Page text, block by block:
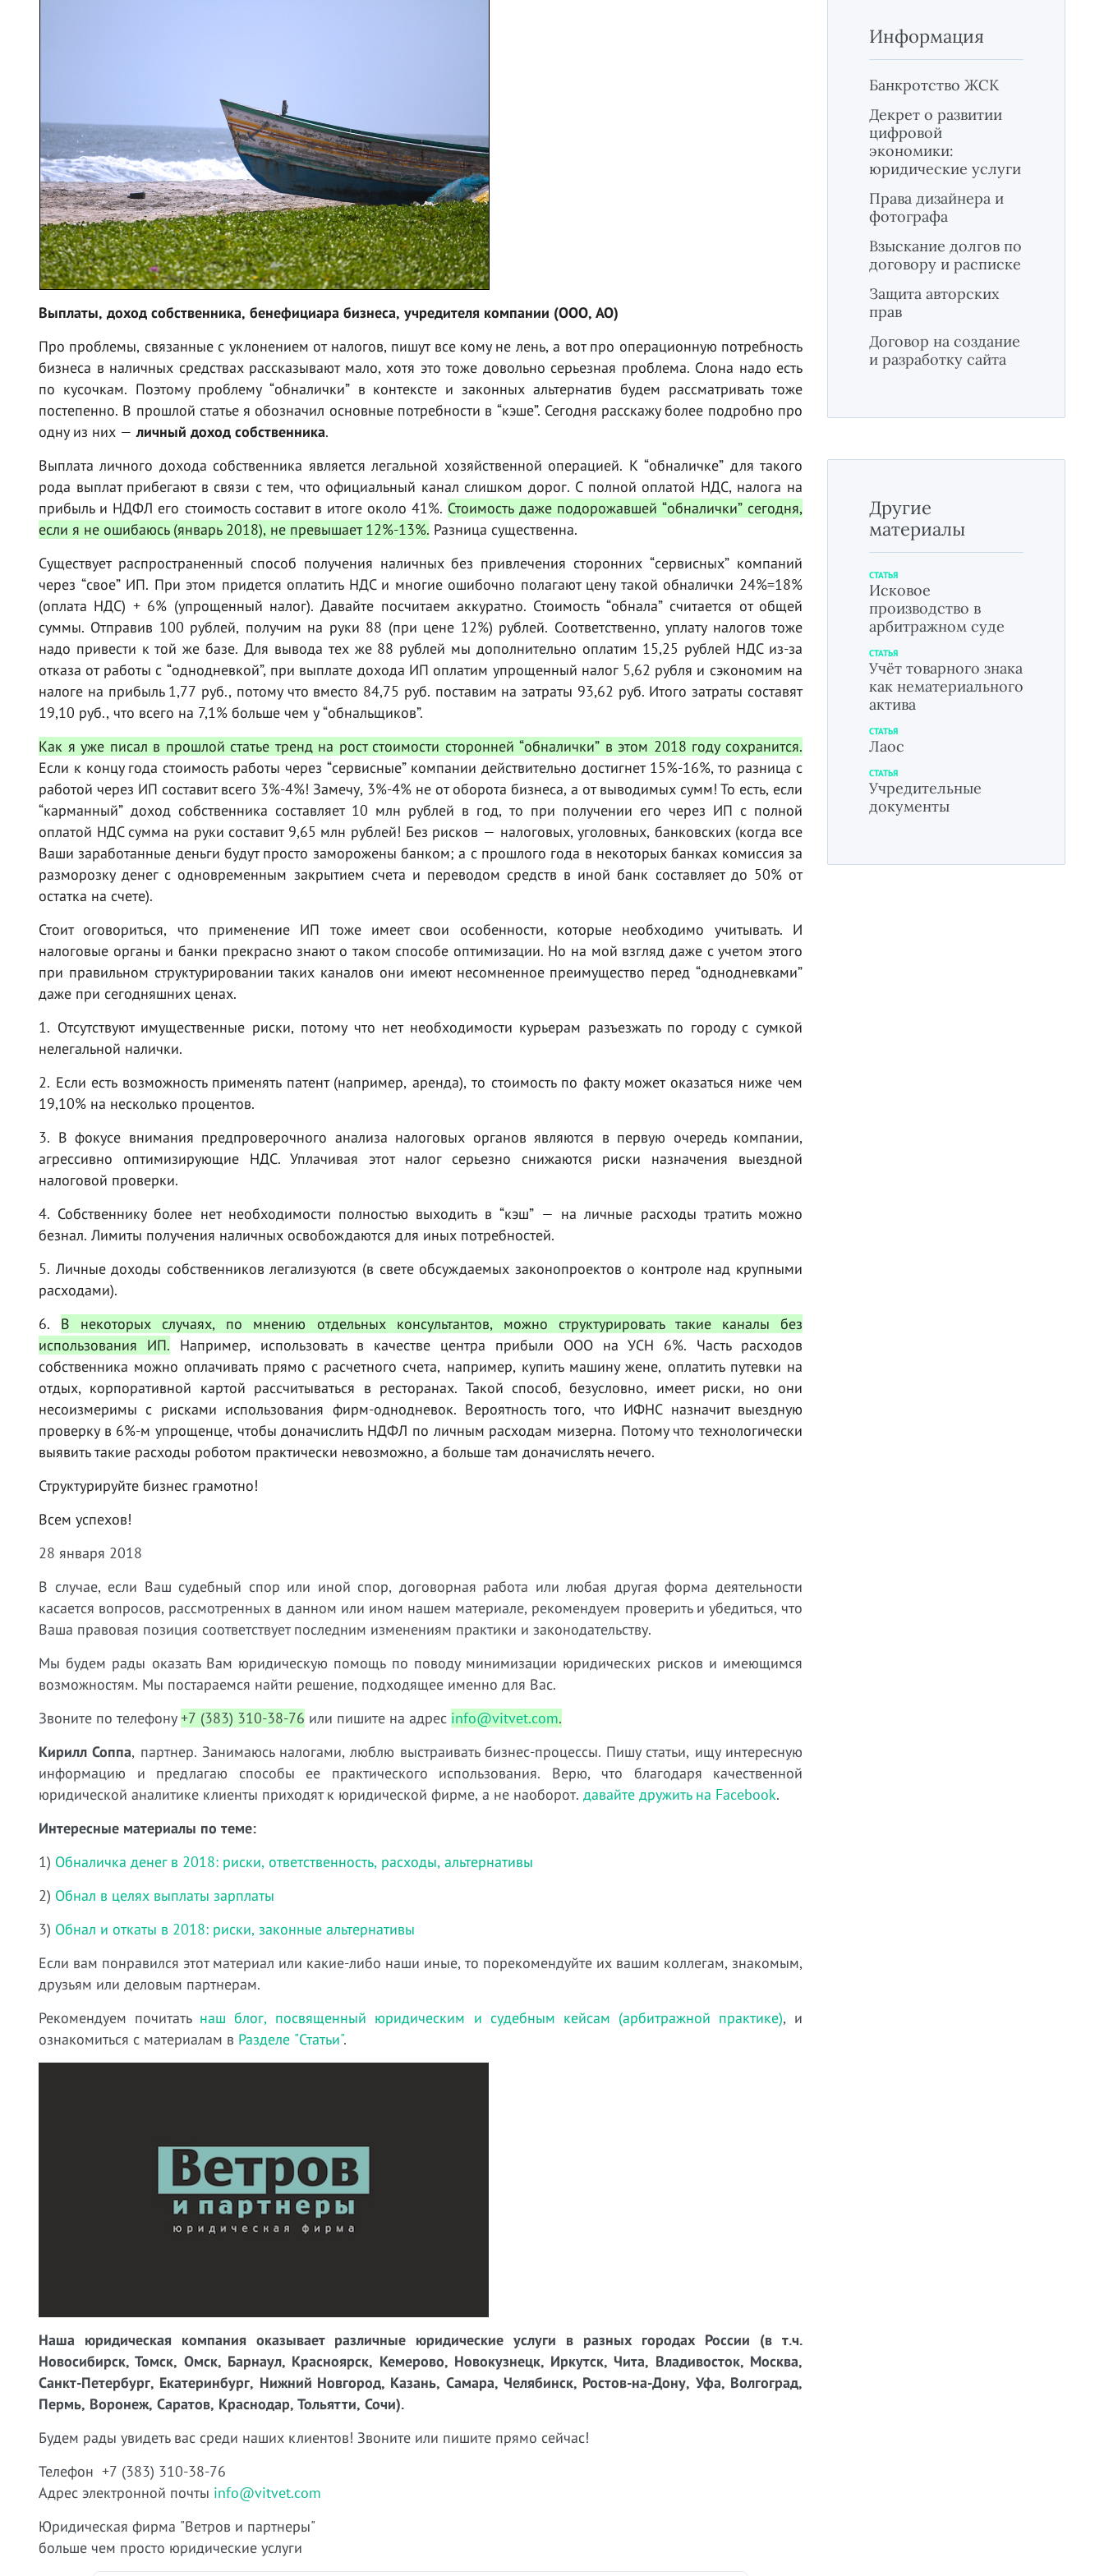
Выплаты, доход собственника, бенефициара бизнеса, учредителя компании (ООО, АО)
Про проблемы, связанные с уклонением от налогов, пишут все кому не лень, а вот про операционную потребность
бизнеса в наличных средствах рассказывают мало, хотя это тоже довольно серьезная проблема. Слона надо есть
по кусочкам. Поэтому проблему “обналички” в контексте и законных альтернатив будем рассматривать тоже
постепенно. В прошлой статье я обозначил основные потребности в “кэше”. Сегодня расскажу более подробно про
одну из них —личный доход собственника.
Выплата личного дохода собственника является легальной хозяйственной операцией. К “обналичке” для такого
рода выплат прибегают в связи с тем, что официальный канал слишком дорог. С полной оплатой НДС, налога на
прибыль и НДФЛ его стоимость составит в итоге около 41%. Стоимость даже подорожавшей “обналички” сегодня,
если я не ошибаюсь (январь 2018), не превышает 12%-13%. Разница существенна.
Существует распространенный способ получения наличных без привлечения сторонних “сервисных” компаний
через “свое” ИП. При этом придется оплатить НДС и многие ошибочно полагают цену такой обналички 24%=18%
(оплата НДС) + 6% (упрощенный налог). Давайте посчитаем аккуратно. Стоимость “обнала” считается от общей
суммы. Отправив 100 рублей, получим на руки 88 (при цене 12%) рублей. Соответственно, уплату налогов тоже
надо привести к той же базе. Для вывода тех же 88 рублей мы дополнительно оплатим 15,25 рублей НДС из-за
отказа от работы с “однодневкой”, при выплате дохода ИП оплатим упрощенный налог 5,62 рубля и сэкономим на
налоге на прибыль 1,77 руб., потому что вместо 84,75 руб. поставим на затраты 93,62 руб. Итого затраты составят
19,10 руб., что всего на 7,1% больше чем у “обнальщиков”.
Как я уже писал в прошлой статье тренд на рост стоимости сторонней “обналички” в этом 2018 году сохранится.
Если к концу года стоимость работы через “сервисные” компании действительно достигнет 15%-16%, то разница с
работой через ИП составит всего 3%-4%! Замечу, 3%-4% не от оборота бизнеса, а от выводимых сумм! То есть, если
“карманный” доход собственника составляет 10 млн рублей в год, то при получении его через ИП с полной
оплатой НДС сумма на руки составит 9,65 млн рублей! Без рисков — налоговых, уголовных, банковских (когда все
Ваши заработанные деньги будут просто заморожены банком; а с прошлого года в некоторых банках комиссия за
разморозку денег с одновременным закрытием счета и переводом средств в иной банк составляет до 50% от
остатка на счете).
Стоит оговориться, что применение ИП тоже имеет свои особенности, которые необходимо учитывать. И
налоговые органы и банки прекрасно знают о таком способе оптимизации. Но на мой взгляд даже с учетом этого
при правильном структурировании таких каналов они имеют несомненное преимущество перед “однодневками”
даже при сегодняшних ценах.
1. Отсутствуют имущественные риски, потому что нет необходимости курьерам разъезжать по городу с сумкой
нелегальной налички.
2. Если есть возможность применять патент (например, аренда), то стоимость по факту может оказаться ниже чем
19,10% на несколько процентов.
3. В фокусе внимания предпроверочного анализа налоговых органов являются в первую очередь компании,
агрессивно оптимизирующие НДС. Уплачивая этот налог серьезно снижаются риски назначения выездной
налоговой проверки.
4. Собственнику более нет необходимости полностью выходить в “кэш” — на личные расходы тратить можно
безнал. Лимиты получения наличных освобождаются для иных потребностей.
5. Личные доходы собственников легализуются (в свете обсуждаемых законопроектов о контроле над крупными
расходами).
6. В некоторых случаях, по мнению отдельных консультантов, можно структурировать такие каналы без
использования ИП. Например, использовать в качестве центра прибыли ООО на УСН 6%. Часть расходов
собственника можно оплачивать прямо с расчетного счета, например, купить машину жене, оплатить путевки на
отдых, корпоративной картой рассчитываться в ресторанах. Такой способ, безусловно, имеет риски, но они
несоизмеримы с рисками использования фирм-однодневок. Вероятность того, что ИФНС назначит выездную
проверку в 6%-м упрощенце, чтобы доначислить НДФЛ по личным расходам мизерна. Потому что технологически
выявить такие расходы роботом практически невозможно, а больше там доначислять нечего.
Структурируйте бизнес грамотно!
Всем успехов!
28 января 2018
В случае, если Ваш судебный спор или иной спор, договорная работа или любая другая форма деятельности
касается вопросов, рассмотренных в данном или ином нашем материале, рекомендуем проверить и убедиться, что
Ваша правовая позиция соответствует последним изменениям практики и законодательству.
Мы будем рады оказать Вам юридическую помощь по поводу минимизации юридических рисков и имеющимся
возможностям. Мы постараемся найти решение, подходящее именно для Вас.
Звоните по телефону+7 (383) 310-38-76 или пишите на адрес info@vitvet.com.
Кирилл Соппа, партнер. Занимаюсь налогами, люблю выстраивать бизнес-процессы. Пишу статьи, ищу интересную
информацию и предлагаю способы ее практического использования. Верю, что благодаря качественной
юридической аналитике клиенты приходят к юридической фирме, а не наоборот. давайте дружить на Facebook.
Интересные материалы по теме:
1) Обналичка денег в 2018: риски, ответственность, расходы, альтернативы
2) Обнал в целях выплаты зарплаты
3) Обнал и откаты в 2018: риски, законные альтернативы
Если вам понравился этот материал или какие-либо наши иные, то порекомендуйте их вашим коллегам, знакомым,
друзьям или деловым партнерам.
Рекомендуем почитать наш блог, посвященный юридическим и судебным кейсам (арбитражной практике), и
ознакомиться с материалам в Разделе "Статьи".
Наша юридическая компания оказывает различные юридические услуги в разных городах России (в т.ч.
Новосибирск, Томск, Омск, Барнаул, Красноярск, Кемерово, Новокузнецк, Иркутск, Чита, Владивосток, Москва,
Санкт-Петербург, Екатеринбург, Нижний Новгород, Казань, Самара, Челябинск, Ростов-на-Дону, Уфа, Волгоград,
Пермь, Воронеж, Саратов, Краснодар, Тольятти, Сочи).
Будем рады увидеть вас среди наших клиентов! Звоните или пишите прямо сейчас!
Телефон +7 (383) 310-38-76
Адрес электронной почты info@vitvet.com
Юридическая фирма "Ветров и партнеры"
больше чем просто юридические услуги
Информация
Банкротство ЖСК
Декрет о развитии
цифровой
экономики:
юридические услуги
Права дизайнера и
фотографа
Взыскание долгов по
договору и расписке
Защита авторских
прав
Договор на создание
и разработку сайта
Другие
материалы
СТАТЬЯ
Исковое
производство в
арбитражном суде
СТАТЬЯ
Учёт товарного знака
как нематериального
актива
СТАТЬЯ
Лаос
СТАТЬЯ
Учредительные
документы